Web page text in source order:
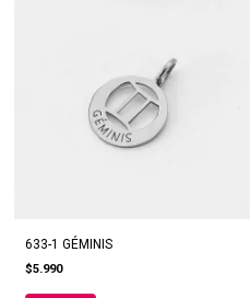
633-1 GÉMINIS
$5.990